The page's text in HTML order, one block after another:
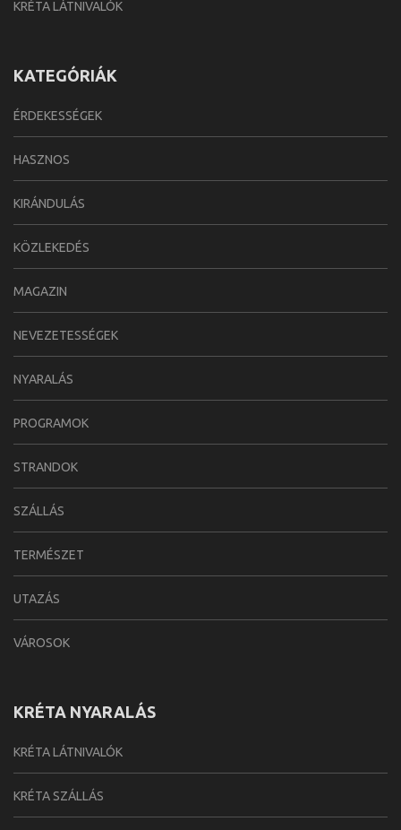
KRÉTA LÁTNIVALÓK
KATEGÓRIÁK
ÉRDEKESSÉGEK
HASZNOS
KIRÁNDULÁS
KÖZLEKEDÉS
MAGAZIN
NEVEZETESSÉGEK
NYARALÁS
PROGRAMOK
STRANDOK
SZÁLLÁS
TERMÉSZET
UTAZÁS
VÁROSOK
KRÉTA NYARALÁS
KRÉTA LÁTNIVALÓK
KRÉTA SZÁLLÁS